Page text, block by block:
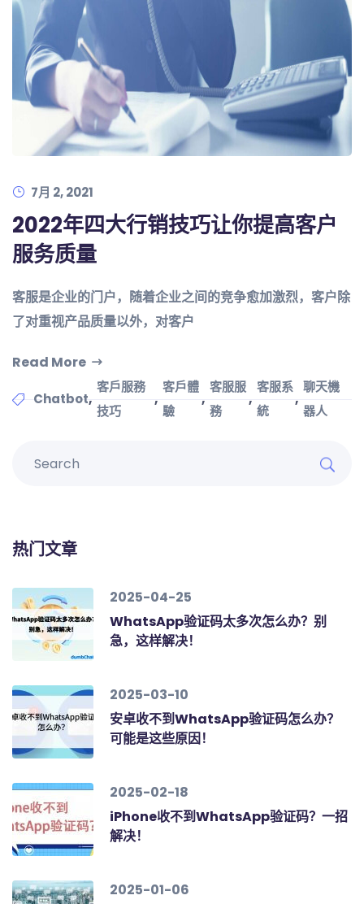
7月 2, 2021
2022年四大行销技巧让你提高客户
服务质量
客服是企业的门户，随着企业之间的竞争愈加激烈，客户除
了对重视产品质量以外，对客户
Read More
Chatbot,
客戶服務
技巧
,
客戶體
驗
,
客服服
務
,
客服系
統
,
聊天機
器人
热门文章
2025-04-25
WhatsApp验证码太多次怎么办？别
急，这样解决！
2025-03-10
安卓收不到WhatsApp验证码怎么办？
可能是这些原因！
2025-02-18
iPhone收不到WhatsApp验证码？一招
解决！
2025-01-06